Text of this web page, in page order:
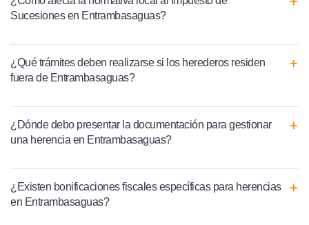
Sucesiones en Entrambasaguas?
¿Qué trámites deben realizarse si los herederos residen
fuera de Entrambasaguas?
¿Dónde debo presentar la documentación para gestionar
una herencia en Entrambasaguas?
¿Existen bonificaciones fiscales específicas para herencias
en Entrambasaguas?